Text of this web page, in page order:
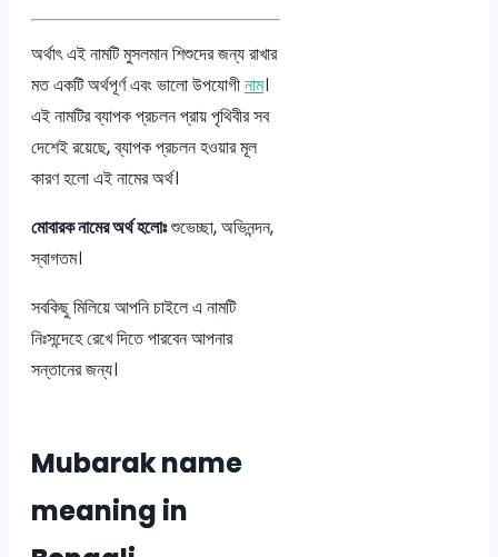
অর্থাৎ এই নামটি মুসলমান শিশুদের জন্য রাখার
মত একটি অর্থপূর্ণ এবং ভালো উপযোগীনাম।
এই নামটির ব্যাপক প্রচলন প্রায় পৃথিবীর সব
দেশেই রয়েছে, ব্যাপক প্রচলন হওয়ার মূল
কারণ হলো এই নামের অর্থ।
মোবারক নামের অর্থ হলোঃশুভেচ্ছা, অভিনন্দন,
স্বাগতম।
সবকিছু মিলিয়ে আপনি চাইলে এ নামটি
নিঃসন্দেহে রেখে দিতে পারবেন আপনার
সন্তানের জন্য।
Mubarak name
meaning in